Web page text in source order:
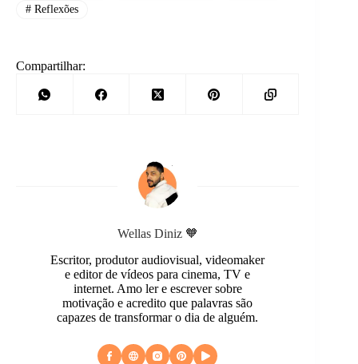
#Reflexões
Compartilhar:
Wellas Diniz 🧡
Escritor, produtor audiovisual, videomaker
e editor de vídeos para cinema, TV e
internet. Amo ler e escrever sobre
motivação e acredito que palavras são
capazes de transformar o dia de alguém.